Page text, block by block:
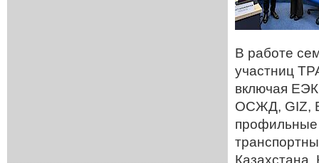
В работе
участниц
включая
ОСЖД, GIZ,
профильные